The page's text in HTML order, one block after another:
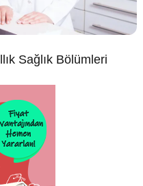
Sağlık Bölümleri